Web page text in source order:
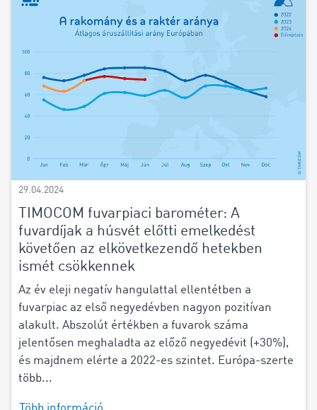
29.04.2024
TIMOCOM fuvarpiaci barométer: A
fuvardíjak a húsvét előtti emelkedést
követően az elkövetkezendő hetekben
ismét csökkennek
Az év eleji negatív hangulattal ellentétben a
fuvarpiac az első negyedévben nagyon pozitívan
alakult. Abszolút értékben a fuvarok száma
jelentősen meghaladta az előző negyedévit (+30%),
és majdnem elérte a 2022-es szintet. Európa-szerte
több...